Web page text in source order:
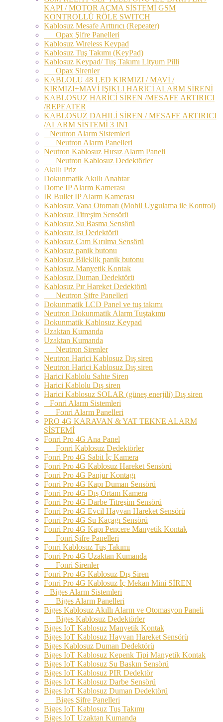
KAPI / MOTOR AÇMA SİSTEMİ GSM
KONTROLLÜ RÖLE SWITCH
Kablosuz Mesafe Arttırıcı (Repeater)
Opax Şifre Panelleri
Kablosuz Wireless Keypad
Kablosuz Tuş Takımı (KeyPad)
Kablosuz Keypad/ Tuş Takımı Lityum Pilli
Opax Sirenler
KABLOLU 48 LED KIRMIZI / MAVİ /
KIRMIZI+MAVİ IŞIKLI HARİCİ ALARM SİRENİ
KABLOSUZ HARİCİ SİREN /MESAFE ARTIRICI
/REPEATER
KABLOSUZ DAHILİ SİREN / MESAFE ARTIRICI
/ALARM SİSTEMİ 3 IN1
Neutron Alarm Sistemleri
Neutron Alarm Panelleri
Neutron Kablosuz Hırsız Alarm Paneli
Neutron Kablosuz Dedektörler
Akıllı Priz
Dokunmatik Akıllı Anahtar
Dome IP Alarm Kamerası
IR Bullet IP Alarm Kamerası
Kablosuz Vana Otomatı (Mobil Uygulama ile Kontrol)
Kablosuz Titreşim Sensörü
Kablosuz Su Basma Sensörü
Kablosuz Isı Dedektörü
Kablosuz Cam Kırılma Sensörü
Kablosuz panik butonu
Kablosuz Bileklik panik butonu
Kablosuz Manyetik Kontak
Kablosuz Duman Dedektörü
Kablosuz Pır Hareket Dedektörü
Neutron Şifre Panelleri
Dokunmatik LCD Panel ve tuş takımı
Neutron Dokunmatik Alarm Tuştakımı
Dokunmatik Kablosuz Keypad
Uzaktan Kumanda
Uzaktan Kumanda
Neutron Sirenler
Neutron Harici Kablosuz Dış siren
Neutron Harici Kablosuz Dış siren
Harici Kablolu Sahte Siren
Harici Kablolu Dış siren
Harici Kablosuz SOLAR (güneş enerjili) Dış siren
Fonri Alarm Sistemleri
Fonri Alarm Panelleri
PRO 4G KARAVAN & YAT TEKNE ALARM
SİSTEMİ
Fonri Pro 4G Ana Panel
Fonri Kablosuz Dedektörler
Fonri Pro 4G Sabit İç Kamera
Fonri Pro 4G Kablosuz Hareket Sensörü
Fonri Pro 4G Panjur Kontagı
Fonri Pro 4G Kapı Duman Sensörü
Fonri Pro 4G Dış Ortam Kamera
Fonri Pro 4G Darbe Titreşim Sensörü
Fonri Pro 4G Evcil Hayvan Hareket Sensörü
Fonri Pro 4G Su Kaçagı Sensörü
Fonri Pro 4G Kapı Pencere Manyetik Kontak
Fonri Şifre Panelleri
Fonri Kablosuz Tuş Takımı
Fonri Pro 4G Uzaktan Kumanda
Fonri Sirenler
Fonri Pro 4G Kablosuz Dış Siren
Fonri Pro 4G Kablosuz İç Mekan Mini SİREN
Biges Alarm Sistemleri
Biges Alarm Panelleri
Biges Kablosuz Akıllı Alarm ve Otomasyon Paneli
Biges Kablosuz Dedektörler
Biges IoT Kablosuz Manyetik Kontak
Biges IoT Kablosuz Hayvan Hareket Sensörü
Biges Kablosuz Duman Dedektörü
Biges IoT Kablosuz Kepenk Tipi Manyetik Kontak
Biges IoT Kablosuz Su Baskın Sensörü
Biges IoT Kablosuz PIR Dedektör
Biges IoT Kablosuz Darbe Sensörü
Biges IoT Kablosuz Duman Dedektörü
Biges Şifre Panelleri
Biges IoT Kablosuz Tuş Takımı
Biges IoT Uzaktan Kumanda